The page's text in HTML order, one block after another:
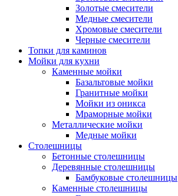
Золотые смесители
Медные смесители
Хромовые смесители
Черные смесители
Топки для каминов
Мойки для кухни
Каменные мойки
Базальтовые мойки
Гранитные мойки
Мойки из оникса
Мраморные мойки
Металлические мойки
Медные мойки
Столешницы
Бетонные столешницы
Деревянные столешницы
Бамбуковые столешницы
Каменные столешницы